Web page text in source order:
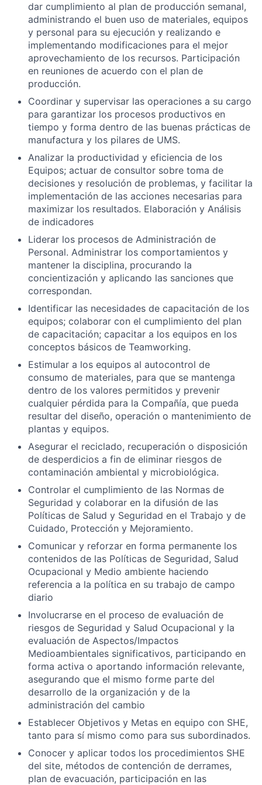
dar cumplimiento al plan de producción semanal,
administrando el buen uso de materiales, equipos
y personal para su ejecución y realizando e
implementando modificaciones para el mejor
aprovechamiento de los recursos. Participación
en reuniones de acuerdo con el plan de
producción.
Coordinar y supervisar las operaciones a su cargo
para garantizar los procesos productivos en
tiempo y forma dentro de las buenas prácticas de
manufactura y los pilares de UMS.
Analizar la productividad y eficiencia de los
Equipos; actuar de consultor sobre toma de
decisiones y resolución de problemas, y facilitar la
implementación de las acciones necesarias para
maximizar los resultados. Elaboración y Análisis
de indicadores
Liderar los procesos de Administración de
Personal. Administrar los comportamientos y
mantener la disciplina, procurando la
concientización y aplicando las sanciones que
correspondan.
Identificar las necesidades de capacitación de los
equipos; colaborar con el cumplimiento del plan
de capacitación; capacitar a los equipos en los
conceptos básicos de Teamworking.
Estimular a los equipos al autocontrol de
consumo de materiales, para que se mantenga
dentro de los valores permitidos y prevenir
cualquier pérdida para la Compañía, que pueda
resultar del diseño, operación o mantenimiento de
plantas y equipos.
Asegurar el reciclado, recuperación o disposición
de desperdicios a fin de eliminar riesgos de
contaminación ambiental y microbiológica.
Controlar el cumplimiento de las Normas de
Seguridad y colaborar en la difusión de las
Políticas de Salud y Seguridad en el Trabajo y de
Cuidado, Protección y Mejoramiento.
Comunicar y reforzar en forma permanente los
contenidos de las Políticas de Seguridad, Salud
Ocupacional y Medio ambiente haciendo
referencia a la política en su trabajo de campo
diario
Involucrarse en el proceso de evaluación de
riesgos de Seguridad y Salud Ocupacional y la
evaluación de Aspectos/Impactos
Medioambientales significativos, participando en
forma activa o aportando información relevante,
asegurando que el mismo forme parte del
desarrollo de la organización y de la
administración del cambio
Establecer Objetivos y Metas en equipo con SHE,
tanto para sí mismo como para sus subordinados.
Conocer y aplicar todos los procedimientos SHE
del site, métodos de contención de derrames,
plan de evacuación, participación en las